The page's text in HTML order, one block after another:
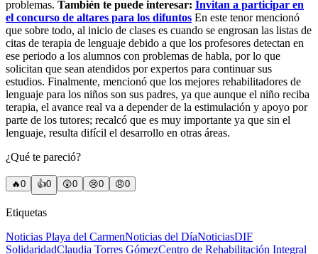
problemas. También te puede interesar: Invitan a participar en
el concurso de altares para los difuntos En este tenor mencionó
que sobre todo, al inicio de clases es cuando se engrosan las listas de
citas de terapia de lenguaje debido a que los profesores detectan en
ese periodo a los alumnos con problemas de habla, por lo que
solicitan que sean atendidos por expertos para continuar sus
estudios. Finalmente, mencionó que los mejores rehabilitadores de
lenguaje para los niños son sus padres, ya que aunque el niño reciba
terapia, el avance real va a depender de la estimulación y apoyo por
parte de los tutores; recalcó que es muy importante ya que sin el
lenguaje, resulta difícil el desarrollo en otras áreas.
¿Qué te pareció?
🔥0 👍0 😲0 😢0 😠0
Etiquetas
Noticias Playa del CarmenNoticias del DíaNoticiasDIF
SolidaridadClaudia Torres GómezCentro de Rehabilitación Integral